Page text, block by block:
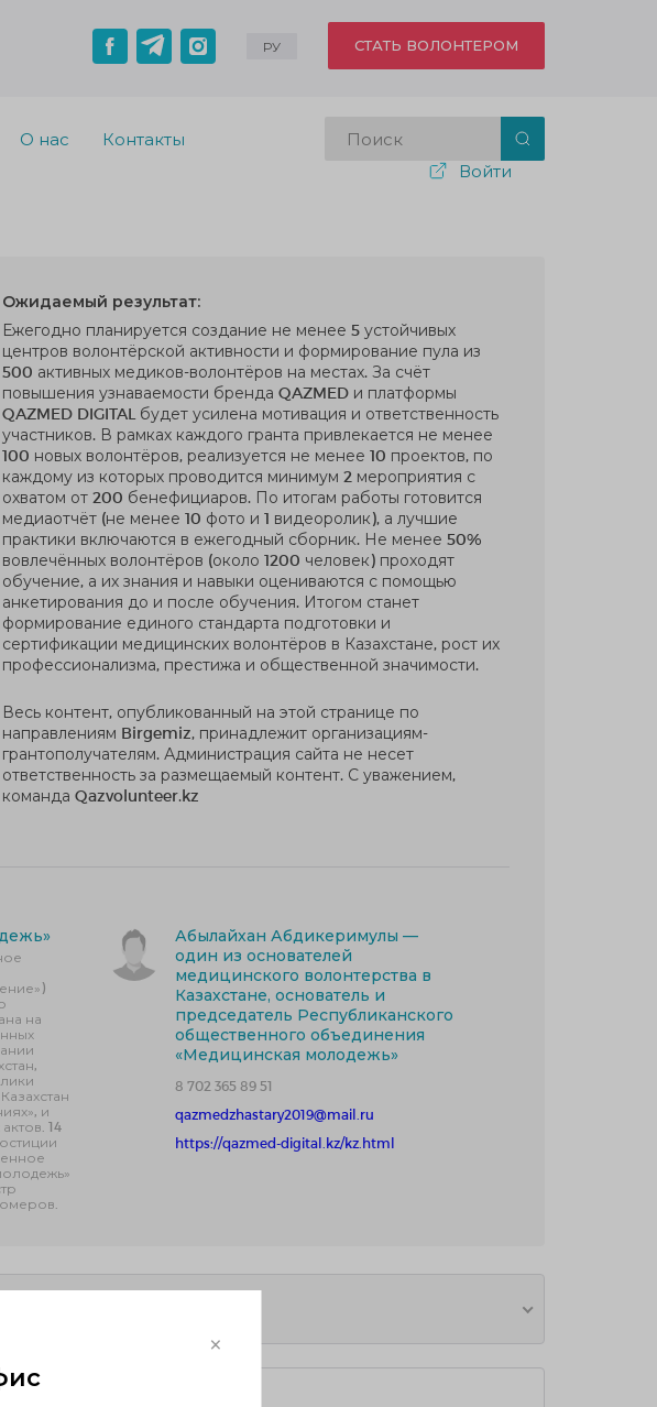
РУ СТАТЬ ВОЛОНТЕРОМ
О нас
Контакты
Войти
Ожидаемый результат:
Ежегодно планируется создание не менее 5 устойчивых
центров волонтёрской активности и формирование пула из
500 активных медиков-волонтёров на местах. За счёт
повышения узнаваемости бренда QAZMED и платформы
QAZMED DIGITAL будет усилена мотивация и ответственность
участников. В рамках каждого гранта привлекается не менее
100 новых волонтёров, реализуется не менее 10 проектов, по
каждому из которых проводится минимум 2 мероприятия с
охватом от 200 бенефициаров. По итогам работы готовится
медиаотчёт (не менее 10 фото и 1 видеоролик), а лучшие
практики включаются в ежегодный сборник. Не менее 50%
вовлечённых волонтёров (около 1200 человек) проходят
обучение, а их знания и навыки оцениваются с помощью
анкетирования до и после обучения. Итогом станет
формирование единого стандарта подготовки и
сертификации медицинских волонтёров в Казахстане, рост их
профессионализма, престижа и общественной значимости.
Весь контент, опубликованный на этой странице по
направлениям Birgemiz, принадлежит организациям-
грантополучателям. Администрация сайта не несет
ответственность за размещаемый контент. С уважением,
команда Qazvolunteer.kz
на
и
14
Абылайхан Абдикеримулы —
один из основателей
медицинского волонтерства в
Казахстане, основатель и
председатель Республиканского
общественного объединения
«Медицинская молодежь»
8 702 365 89 51
qazmedzhastary2019@mail.ru
https://qazmed-digital.kz/kz.html
×